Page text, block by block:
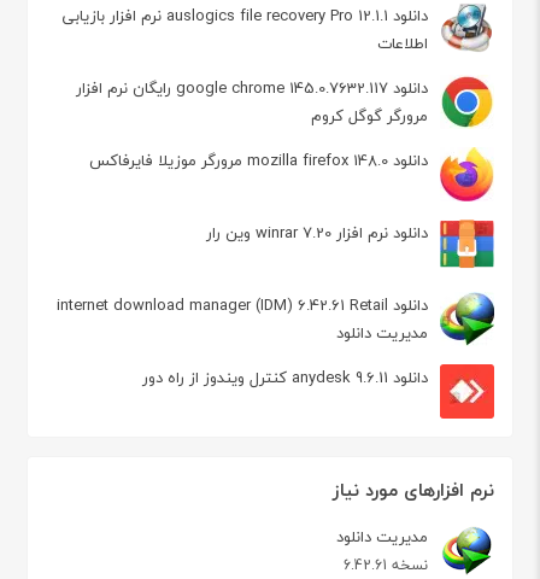
دانلود auslogics file recovery Pro 12.1.1 نرم افزار بازیابی
اطلاعات
دانلود google chrome 145.0.7632.117 رایگان نرم افزار
مرورگر گوگل کروم
دانلود mozilla firefox 148.0 مرورگر موزیلا فایرفاکس
دانلود نرم افزار winrar 7.20 وین رار
دانلود internet download manager (IDM) 6.42.61 Retail
مدیریت دانلود
دانلود anydesk 9.6.11 کنترل ویندوز از راه دور
نرم افزارهای مورد نیاز
مدیریت دانلود
نسخه 6.42.61